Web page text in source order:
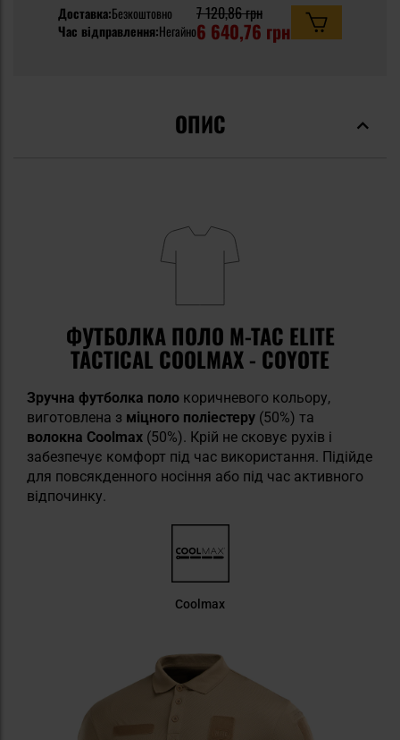
Доставка:Безкоштовно
Час відправлення:Негайно
7 120,86 грн
6 640,76 грн
ОПИС
ФУТБОЛКА ПОЛО M-TAC ELITE
TACTICAL COOLMAX - COYOTE
Зручна футболка поло коричневого кольору,
виготовлена з міцного поліестеру (50%) та
волокна Coolmax (50%). Крій не сковує рухів і
забезпечує комфорт під час використання. Підійде
для повсякденного носіння або під час активного
відпочинку.
Coolmax